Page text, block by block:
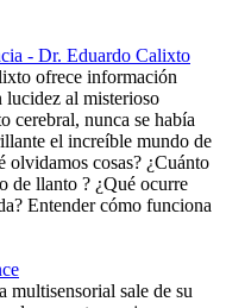
- Dr. Eduardo Calixto
ofrece información
lucidez al misterioso
cerebral, nunca se había
el increíble mundo de
olvidamos cosas? ¿Cuánto
de llanto ? ¿Qué ocurre
Entender cómo funciona
multisensorial sale de su